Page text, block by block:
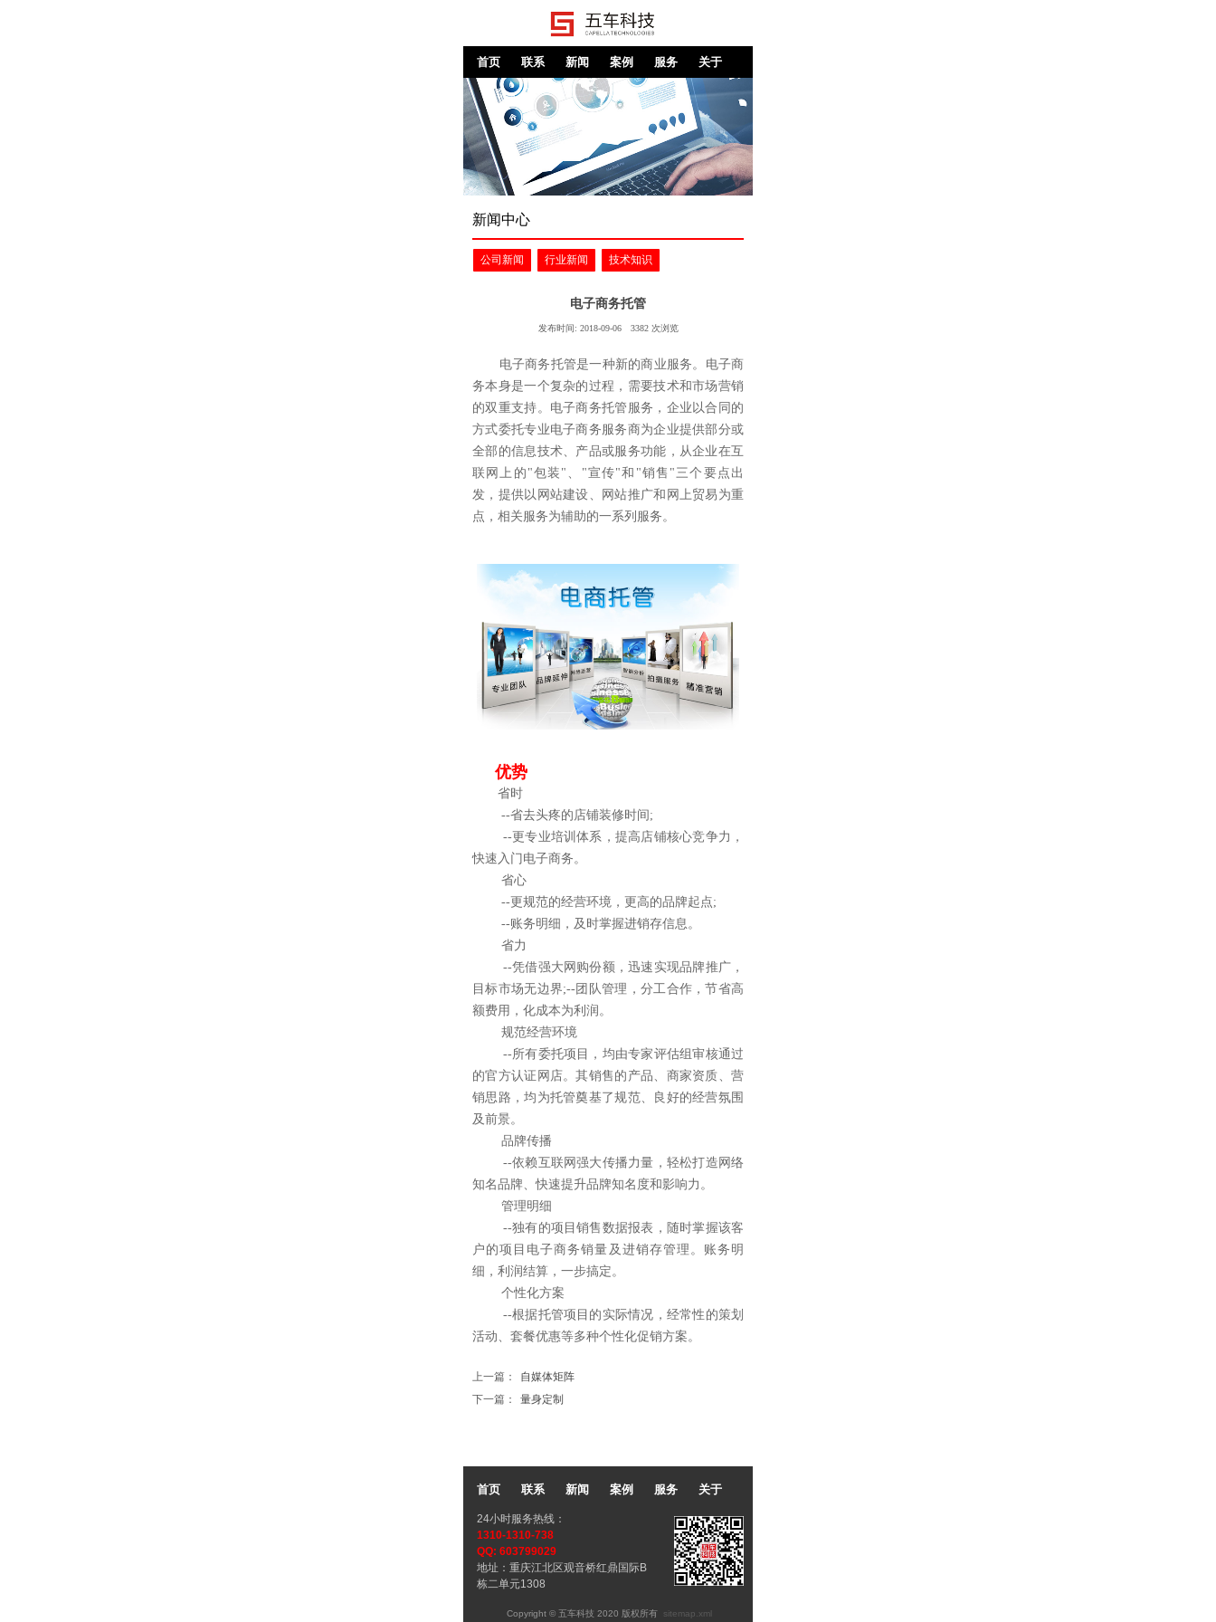
首页 联系 新闻 案例 服务 关于
新闻中心
公司新闻 行业新闻 技术知识
电子商务托管
发布时间: 2018-09-06 3382 次浏览
电子商务托管是一种新的商业服务。电子商
务本身是一个复杂的过程，需要技术和市场营销
的双重支持。电子商务托管服务，企业以合同的
方式委托专业电子商务服务商为企业提供部分或
全部的信息技术、产品或服务功能，从企业在互
联网上的"包装"、"宣传"和"销售"三个要点出
发，提供以网站建设、网站推广和网上贸易为重
点，相关服务为辅助的一系列服务。
优势
省时
--省去头疼的店铺装修时间;
--更专业培训体系，提高店铺核心竞争力，
快速入门电子商务。
省心
--更规范的经营环境，更高的品牌起点;
--账务明细，及时掌握进销存信息。
省力
--凭借强大网购份额，迅速实现品牌推广，
目标市场无边界;--团队管理，分工合作，节省高
额费用，化成本为利润。
规范经营环境
--所有委托项目，均由专家评估组审核通过
的官方认证网店。其销售的产品、商家资质、营
销思路，均为托管奠基了规范、良好的经营氛围
及前景。
品牌传播
--依赖互联网强大传播力量，轻松打造网络
知名品牌、快速提升品牌知名度和影响力。
管理明细
--独有的项目销售数据报表，随时掌握该客
户的项目电子商务销量及进销存管理。账务明
细，利润结算，一步搞定。
个性化方案
--根据托管项目的实际情况，经常性的策划
活动、套餐优惠等多种个性化促销方案。
上一篇：
自媒体矩阵
下一篇：
量身定制
Copyright © 五车科技 2020 版权所有 sitemap.xml
24小时服务热线：
1310-1310-738
QQ: 603799029
地址：重庆江北区观音桥红鼎国际B
栋二单元1308
首页 联系 新闻 案例 服务 关于